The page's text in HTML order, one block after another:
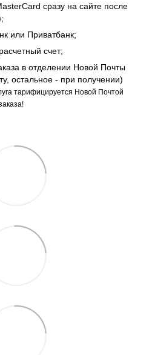
сразу на сайте после
или Приватбанк;
счет;
в отделении Новой Почты
остальное - при получении)
тарифицируется Новой Почтой